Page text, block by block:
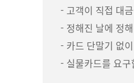
- 고객이 직접 대
- 정해진 날에 정
- 카드 단말기 없
- 실물카드를 요구